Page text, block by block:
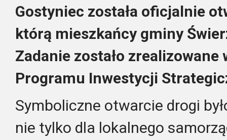
Gostyniec została oficjalnie
którą mieszkańcy gminy
Zadanie zostało zrealizowane
Programu Inwestycji
Symboliczne otwarcie drogi
nie tylko dla lokalnego